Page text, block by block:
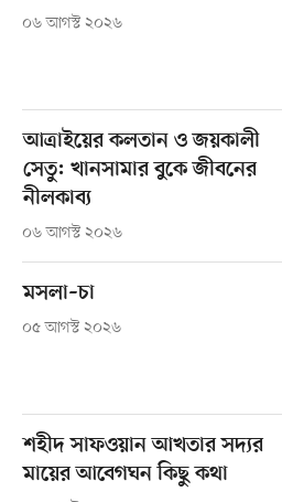
০৬ আগস্ট ২০২৬
আত্রাইয়ের কলতান ও জয়কালী
সেতু: খানসামার বুকে জীবনের
নীলকাব্য
০৬ আগস্ট ২০২৬
মসলা–চা
০৫ আগস্ট ২০২৬
শহীদ সাফওয়ান আখতার সদ্যর
মায়ের আবেগঘন কিছু কথা